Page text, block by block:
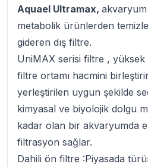
Aquael Ultramax,
metabolik ürünlerden
gideren dış filtre.
UniMAX serisi filtre , yüksek
filtre ortamı hacmini
yerleştirilen uygun şekilde
kimyasal ve biyolojik dolgu
kadar olan bir akvaryumda
filtrasyon sağlar.
Dahili ön filtre :Piyasada